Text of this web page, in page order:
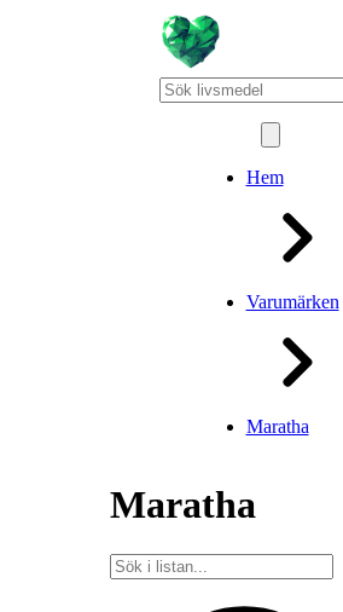
Hem
Varumärken
Maratha
Maratha